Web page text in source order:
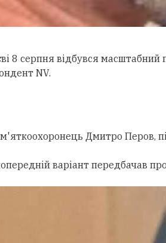
8 серпня відбувся масштабний
NV.
Дмитро Перов,
варіант передбачав